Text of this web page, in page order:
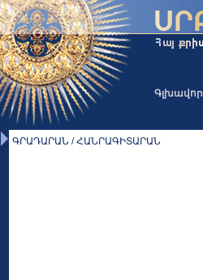
Գլխավոր
ԳՐԱԴԱՐԱՆ / ՀԱՆՐԱԳԻՏԱՐԱՆ